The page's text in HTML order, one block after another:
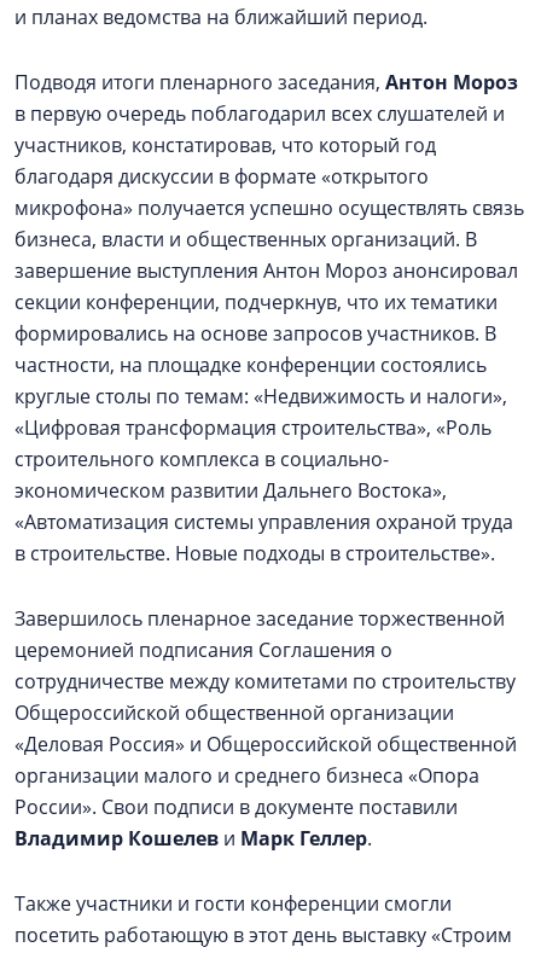
и планах ведомства на ближайший период.
Подводя итоги пленарного заседания, Антон Мороз
в первую очередь поблагодарил всех слушателей и
участников, констатировав, что который год
благодаря дискуссии в формате «открытого
микрофона» получается успешно осуществлять связь
бизнеса, власти и общественных организаций. В
завершение выступления Антон Мороз анонсировал
секции конференции, подчеркнув, что их тематики
формировались на основе запросов участников. В
частности, на площадке конференции состоялись
круглые столы по темам: «Недвижимость и налоги»,
«Цифровая трансформация строительства», «Роль
строительного комплекса в социально-
экономическом развитии Дальнего Востока»,
«Автоматизация системы управления охраной труда
в строительстве. Новые подходы в строительстве».
Завершилось пленарное заседание торжественной
церемонией подписания Соглашения о
сотрудничестве между комитетами по строительству
Общероссийской общественной организации
«Деловая Россия» и Общероссийской общественной
организации малого и среднего бизнеса «Опора
России». Свои подписи в документе поставили
Владимир Кошелев и Марк Геллер.
Также участники и гости конференции смогли
посетить работающую в этот день выставку «Строим